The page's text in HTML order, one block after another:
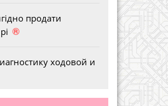
продати
®
ходовой и